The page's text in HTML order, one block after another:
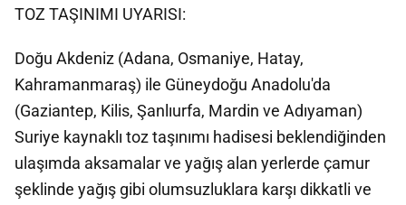
TOZ TAŞINIMI UYARISI:
Doğu Akdeniz (Adana, Osmaniye, Hatay,
Kahramanmaraş) ile Güneydoğu Anadolu'da
(Gaziantep, Kilis, Şanlıurfa, Mardin ve Adıyaman)
Suriye kaynaklı toz taşınımı hadisesi beklendiğinden
ulaşımda aksamalar ve yağış alan yerlerde çamur
şeklinde yağış gibi olumsuzluklara karşı dikkatli ve